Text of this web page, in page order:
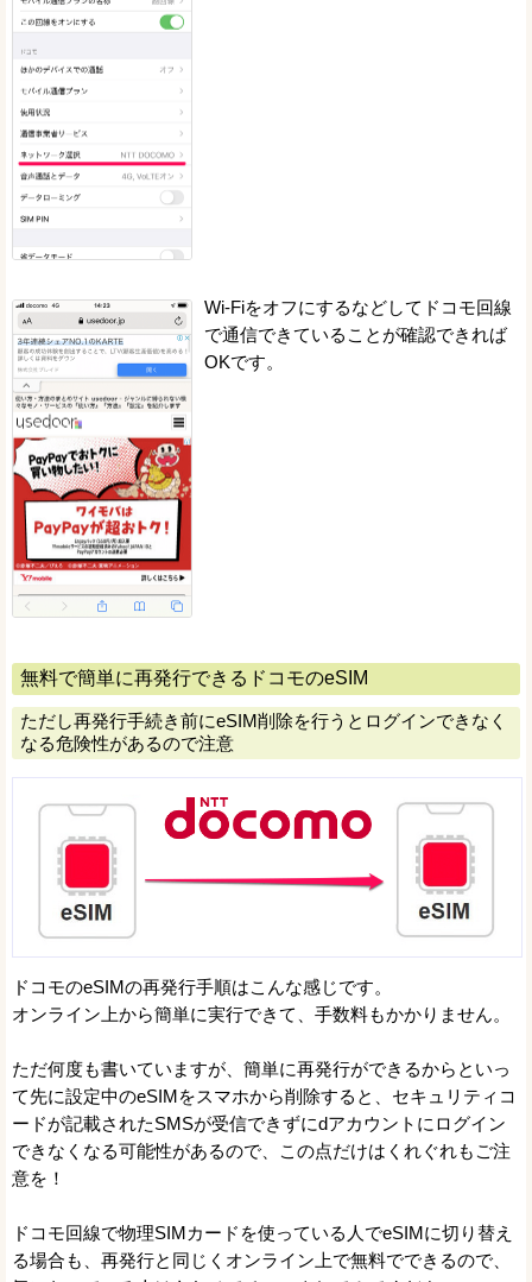
Wi-Fiをオフにするなどしてドコモ回線
で通信できていることが確認できれば
OKです。
無料で簡単に再発行できるドコモのeSIM
ただし再発行手続き前にeSIM削除を行うとログインできなく
なる危険性があるので注意
ドコモのeSIMの再発行手順はこんな感じです。
オンライン上から簡単に実行できて、手数料もかかりません。
ただ何度も書いていますが、簡単に再発行ができるからといっ
て先に設定中のeSIMをスマホから削除すると、セキュリティコ
ードが記載されたSMSが受信できずにdアカウントにログイン
できなくなる可能性があるので、この点だけはくれぐれもご注
意を！
ドコモ回線で物理SIMカードを使っている人でeSIMに切り替え
る場合も、再発行と同じくオンライン上で無料でできるので、